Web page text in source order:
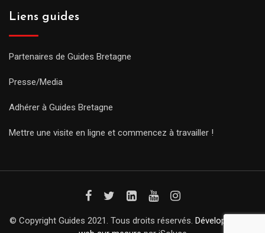
Liens guides
Partenaires de Guides Bretagne
Presse/Media
Adhérer à Guides Bretagne
Mettre une visite en ligne et commencez à travailler !
© Copyright Guides 2021. Tous droits réservés. Développement